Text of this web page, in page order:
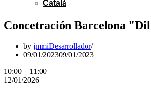
Català
Concetración Barcelona
by jmmiDesarrollador
09/01/202309/01/2023
Concetración
Barcelona
10:00 – 11:00
12/01/2026